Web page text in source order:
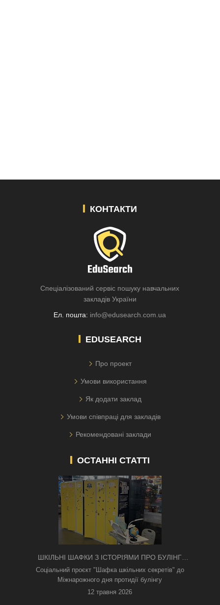
КОНТАКТИ
Спеціалізований сервіс пошуку навчальних
закладів України
Ел. пошта: info@edusearch.com.ua
EDUSEARCH
Про проект
Умови використання
Як додати заклад
Умови співпраці для закладів
Рекомендовані заклади
ОСТАННІ СТАТТІ
ШКІЛЬНІ ШАФКИ З ІСТОРІЯМИ ПРО БУЛІНГ
З'ЯВИЛИСЯ В КИЄВІ
Соціальний проєкт "Шафка шкільних секретів" до
Міжнарожного дня протидії булінгу
12 травня 2026